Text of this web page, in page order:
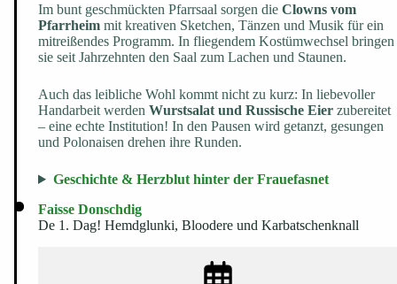
Im bunt geschmückten Pfarrsaal sorgen die Clowns vom
Pfarrheim mit kreativen Sketchen, Tänzen und Musik für ein
mitreißendes Programm. In fliegendem Kostümwechsel bringen
sie seit Jahrzehnten den Saal zum Lachen und Staunen.
Auch das leibliche Wohl kommt nicht zu kurz: In liebevoller
Handarbeit werden Wurstsalat und Russische Eier zubereitet
– eine echte Institution! In den Pausen wird getanzt, gesungen
und Polonaisen drehen ihre Runden.
Geschichte & Herzblut hinter der Frauefasnet
Faisse Donschdig
De 1. Dag! Hemdglunki, Bloodere und Karbatschenknall